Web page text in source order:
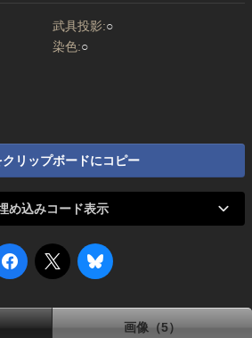
武具投影:○
染色:○
リップボードにコピー
め込みコード表示
画像（5）